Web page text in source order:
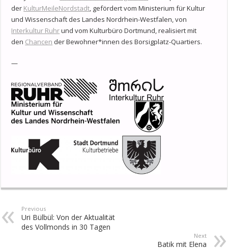
der KulturMeileNordstadt, gefördert vom Ministerium für Kultur
und Wissenschaft des Landes Nordrhein-Westfalen, von
Interkultur Ruhrund vom Kulturbüro Dortmund, realisiert mit
den Chancen der Bewohner*innen des Borsigplatz-Quartiers.
—
Previous
Uri Bülbül: Von der Aktualität
des Vollmonds in 30 Tagen
Next
Batik mit Elena